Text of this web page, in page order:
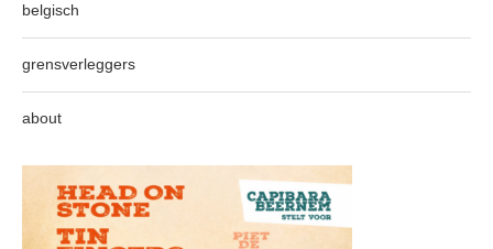
belgisch
grensverleggers
about